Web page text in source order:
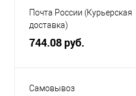
Почта России (Курьерская
доставка)
744.08 руб.
Самовывоз